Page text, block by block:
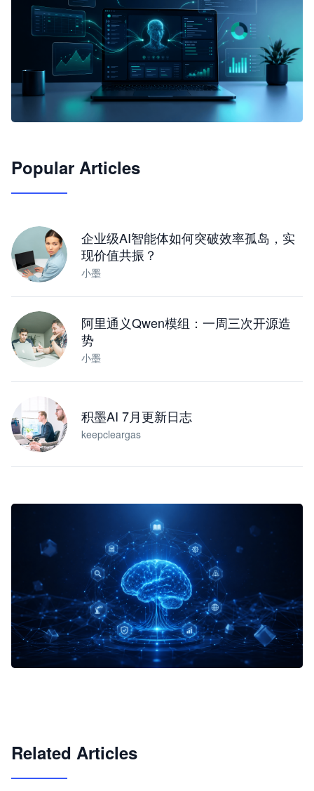
JimoClaw 桌面 AI Agent 工作台
Popular Articles
企业级AI智能体如何突破效率孤岛，实
现价值共振？
小墨
阿里通义Qwen模组：一周三次开源造
势
小墨
积墨AI 7月更新日志
keepcleargas
Related Articles